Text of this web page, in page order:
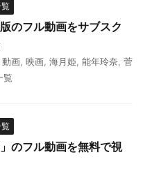
のフル動画をサブスク
動画 映画 海月姫 能年玲奈 菅
覧
のフル動画を無料で視